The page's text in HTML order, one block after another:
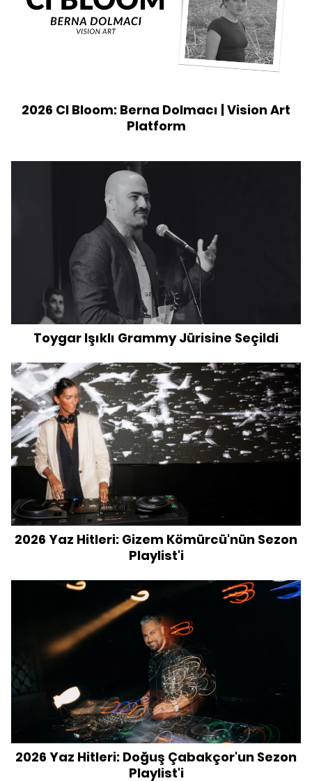
2026 CI Bloom: Berna Dolmacı | Vision Art
Platform
Toygar Işıklı Grammy Jürisine Seçildi
2026 Yaz Hitleri: Gizem Kömürcü'nün Sezon
Playlist'i
2026 Yaz Hitleri: Doğuş Çabakçor'un Sezon
Playlist'i